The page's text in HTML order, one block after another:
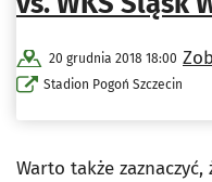
20 grudnia 2018 18:00
Stadion Pogoń Szczecin
Warto także zaznaczyć,